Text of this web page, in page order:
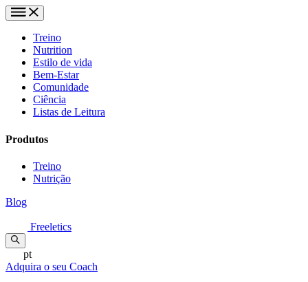
Treino
Nutrition
Estilo de vida
Bem-Estar
Comunidade
Ciência
Listas de Leitura
Produtos
Treino
Nutrição
Blog
Freeletics
pt
Adquira o seu Coach